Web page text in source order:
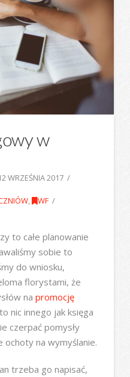
w
WRZEŚNIA 2017
,
WF
to całe planowanie
sobie to
do wniosku,
florystami, że
na promocję
nic innego jak księga
czerpać pomysły
ochoty na wymyślanie.
trzeba go napisać,